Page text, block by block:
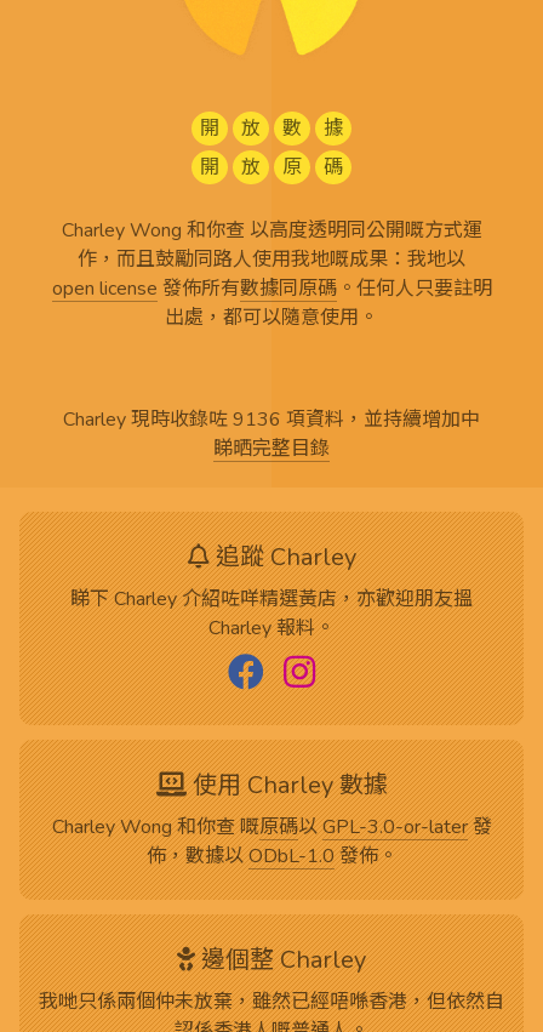
開 放 數
據
開
放 原 碼
Charley Wong 和你查 以高度透明同公開嘅方式運
作，而且鼓勵同路人使用我地嘅成果：我地以
open license 發佈所有數據同原碼。任何人只要註明
出處，都可以隨意使用。
Charley 現時收錄咗 9136 項資料，並持續增加中
睇晒完整目錄
追蹤 Charley
睇下 Charley 介紹咗咩精選黃店，亦歡迎朋友搵
Charley 報料。
使用 Charley 數據
Charley Wong 和你查 嘅原碼以GPL-3.0-or-later發
佈，數據以ODbL-1.0發佈。
邊個整 Charley
我哋只係兩個仲未放棄，雖然已經唔喺香港，但依然自